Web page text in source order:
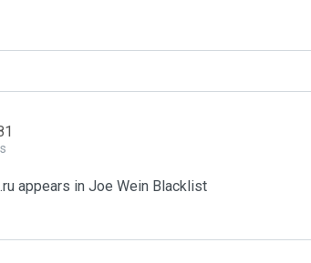
appears in Joe Wein Blacklist